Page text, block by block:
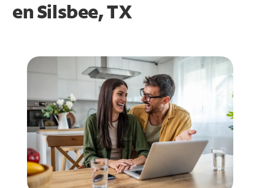
enSilsbee, TX